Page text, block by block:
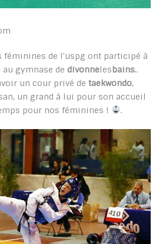
féminines de l'uspg ont participé à
gymnase de divonnelesbains..
un cour privé de taekwondo,
un grand à lui pour son accueil
pour nos féminines !
.